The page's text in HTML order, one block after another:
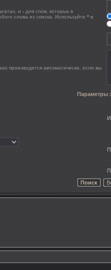
и - для слов, которых в
слова из списка. Используйте * в
производится автоматически, если вы
Параметры